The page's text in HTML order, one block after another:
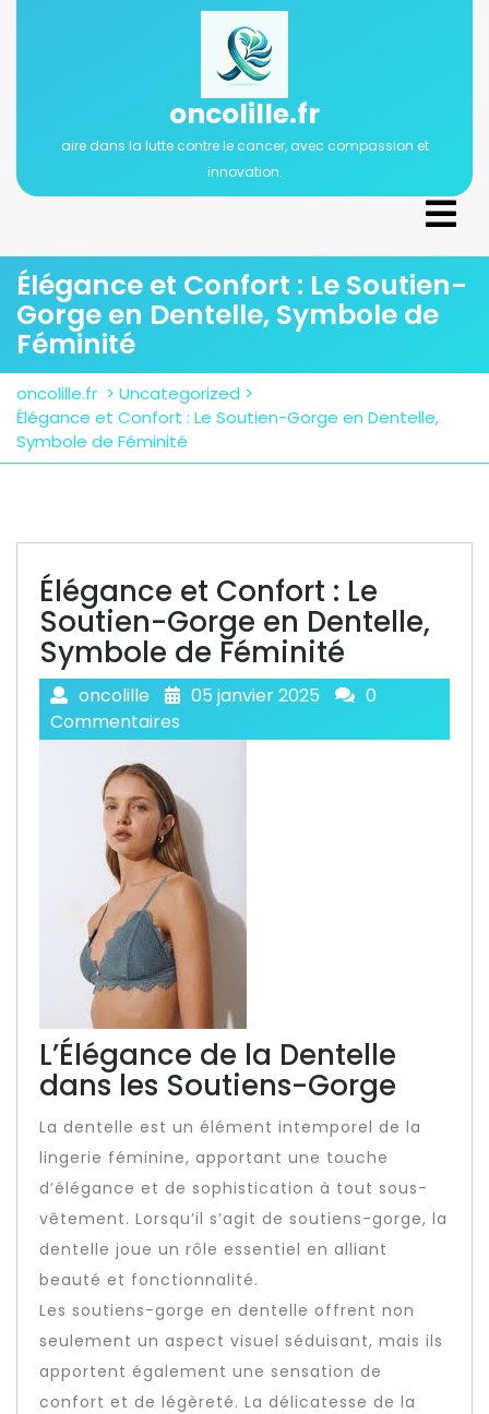
oncolille.fr
aire dans la lutte contre le cancer, avec compassion et
innovation.
Élégance et Confort : Le Soutien-
Gorge en Dentelle, Symbole de
Féminité
oncolille.fr > Uncategorized >
Élégance et Confort : Le Soutien-Gorge en Dentelle,
Symbole de Féminité
Élégance et Confort : Le
Soutien-Gorge en Dentelle,
Symbole de Féminité
oncolille 05 janvier 2025
0
Commentaires
L’Élégance de la Dentelle
dans les Soutiens-Gorge
La dentelle est un élément intemporel de la
lingerie féminine, apportant une touche
d’élégance et de sophistication à tout sous-
vêtement. Lorsqu’il s’agit de soutiens-gorge, la
dentelle joue un rôle essentiel en alliant
beauté et fonctionnalité.
Les soutiens-gorge en dentelle offrent non
seulement un aspect visuel séduisant, mais ils
apportent également une sensation de
confort et de légèreté. La délicatesse de la